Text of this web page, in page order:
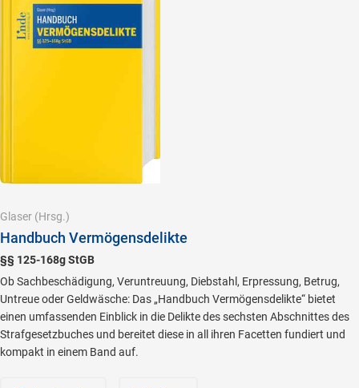
Glaser (Hrsg.)
Handbuch Vermögensdelikte
§§ 125-168g StGB
Ob Sachbeschädigung, Veruntreuung, Diebstahl, Erpressung, Betrug,
Untreue oder Geldwäsche: Das „Handbuch Vermögensdelikte“ bietet
einen umfassenden Einblick in die Delikte des sechsten Abschnittes des
Strafgesetzbuches und bereitet diese in all ihren Facetten fundiert und
kompakt in einem Band auf.